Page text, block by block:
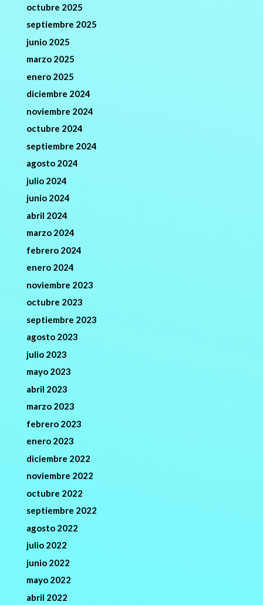
octubre 2025
septiembre 2025
junio 2025
marzo 2025
enero 2025
diciembre 2024
noviembre 2024
octubre 2024
septiembre 2024
agosto 2024
julio 2024
junio 2024
abril 2024
marzo 2024
febrero 2024
enero 2024
noviembre 2023
octubre 2023
septiembre 2023
agosto 2023
julio 2023
mayo 2023
abril 2023
marzo 2023
febrero 2023
enero 2023
diciembre 2022
noviembre 2022
octubre 2022
septiembre 2022
agosto 2022
julio 2022
junio 2022
mayo 2022
abril 2022